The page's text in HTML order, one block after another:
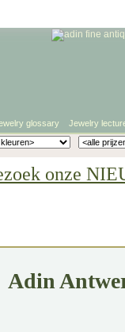
glossary Jewelry
onze
Adin